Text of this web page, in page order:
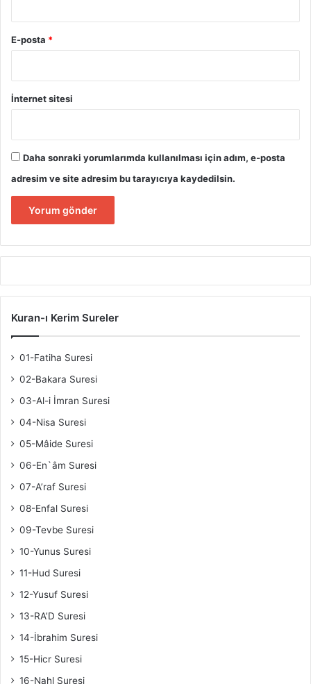
E-posta *
İnternet sitesi
Daha sonraki yorumlarımda kullanılması için adım, e-posta
adresim ve site adresim bu tarayıcıya kaydedilsin.
Kuran-ı Kerim Sureler
01-Fatiha Suresi
02-Bakara Suresi
03-Al-i İmran Suresi
04-Nisa Suresi
05-Mâide Suresi
06-En`âm Suresi
07-A’raf Suresi
08-Enfal Suresi
09-Tevbe Suresi
10-Yunus Suresi
11-Hud Suresi
12-Yusuf Suresi
13-RA’D Suresi
14-İbrahim Suresi
15-Hicr Suresi
16-Nahl Suresi